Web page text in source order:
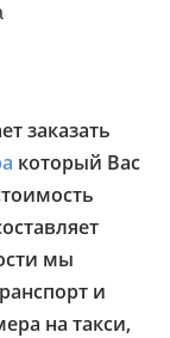
заказать
который Вас
мы
и
на такси,